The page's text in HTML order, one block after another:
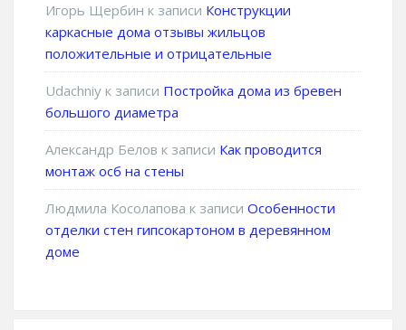
Игорь Щербин к записи Конструкции
каркасные дома отзывы жильцов
положительные и отрицательные
Udachniy к записи Постройка дома из бревен
большого диаметра
Александр Белов к записи Как проводится
монтаж осб на стены
Людмила Косолапова к записи Особенности
отделки стен гипсокартоном в деревянном
доме